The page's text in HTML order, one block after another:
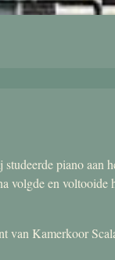
piano aan
volgde en voltooide
van Kamerkoor